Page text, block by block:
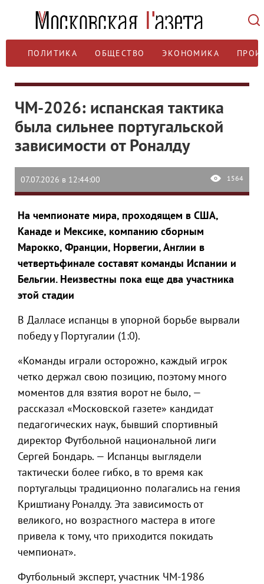
ПОЛИТИКА ОБЩЕСТВО ЭКОНОМИКА
ЧМ-2026: испанская тактика
была сильнее португальской
зависимости от Роналду
07.07.2026 в 12:44:00 1564
На чемпионате мира, проходящем в США,
Канаде и Мексике, компанию сборным
Марокко, Франции, Норвегии, Англии в
четвертьфинале составят команды Испании и
Бельгии. Неизвестны пока еще два участника
этой стадии
В Далласе испанцы в упорной борьбе вырвали
победу у Португалии (1:0).
«Команды играли осторожно, каждый игрок
четко держал свою позицию, поэтому много
моментов для взятия ворот не было, —
рассказал «Московской газете» кандидат
педагогических наук, бывший спортивный
директор Футбольной национальной лиги
Сергей Бондарь. — Испанцы выглядели
тактически более гибко, в то время как
португальцы традиционно полагались на гения
Криштиану Роналду. Эта зависимость от
великого, но возрастного мастера в итоге
привела к тому, что приходится покидать
чемпионат».
Футбольный эксперт, участник ЧМ-1986